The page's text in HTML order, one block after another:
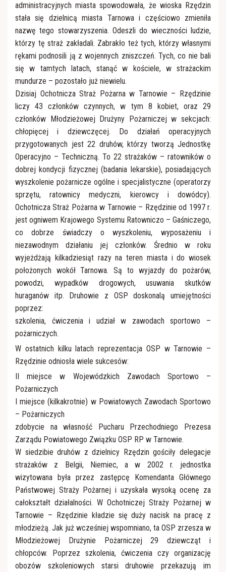
administracyjnych miasta spowodowała, że wioska Rzędzin
stała się dzielnicą miasta Tarnowa i częściowo zmieniła
nazwę tego stowarzyszenia. Odeszli do wieczności ludzie,
którzy tę straż zakładali. Zabrakło też tych, którzy własnymi
rękami podnosili ją z wojennych zniszczeń. Tych, co nie bali
się w tamtych latach, stanąć w kościele, w strażackim
mundurze – pozostało już niewielu.
Dzisiaj Ochotnicza Straż Pożarna w Tarnowie – Rzędzinie
liczy 43 członków czynnych, w tym 8 kobiet, oraz 29
członków Młodzieżowej Drużyny Pożarniczej w sekcjach:
chłopięcej i dziewczęcej. Do działań operacyjnych
przygotowanych jest 22 druhów, którzy tworzą Jednostkę
Operacyjno – Techniczną. To 22 strażaków – ratowników o
dobrej kondycji fizycznej (badania lekarskie), posiadających
wyszkolenie pożarnicze ogólne i specjalistyczne (operatorzy
sprzętu, ratownicy medyczni, kierowcy i dowódcy).
Ochotnicza Straż Pożarna w Tarnowie – Rzędzinie od 1997 r.
jest ogniwem Krajowego Systemu Ratowniczo – Gaśniczego,
co dobrze świadczy o wyszkoleniu, wyposażeniu i
niezawodnym działaniu jej członków. Średnio w roku
wyjeżdżają kilkadziesiąt razy na teren miasta i do wiosek
położonych wokół Tarnowa. Są to wyjazdy do pożarów,
powodzi, wypadków drogowych, usuwania skutków
huraganów itp. Druhowie z OSP doskonalą umiejętności
poprzez:
szkolenia, ćwiczenia i udział w zawodach sportowo –
pożarniczych.
W ostatnich kilku latach reprezentacja OSP w Tarnowie –
Rzędzinie odniosła wiele sukcesów:
II miejsce w Wojewódzkich Zawodach Sportowo –
Pożarniczych
I miejsce (kilkakrotnie) w Powiatowych Zawodach Sportowo
– Pożarniczych
zdobycie na własność Pucharu Przechodniego Prezesa
Zarządu Powiatowego Związku OSP RP w Tarnowie.
W siedzibie druhów z dzielnicy Rzędzin gościły delegacje
strażaków z Belgii, Niemiec, a w 2002 r. jednostka
wizytowana była przez zastępcę Komendanta Głównego
Państwowej Straży Pożarnej i uzyskała wysoką ocenę za
całokształt działalności. W Ochotniczej Straży Pożarnej w
Tarnowie – Rzędzinie kładzie się duży nacisk na pracę z
młodzieżą. Jak już wcześniej wspomniano, ta OSP zrzesza w
Młodzieżowej Drużynie Pożarniczej 29 dziewcząt i
chłopców. Poprzez szkolenia, ćwiczenia czy organizację
obozów szkoleniowych starsi druhowie przekazują im